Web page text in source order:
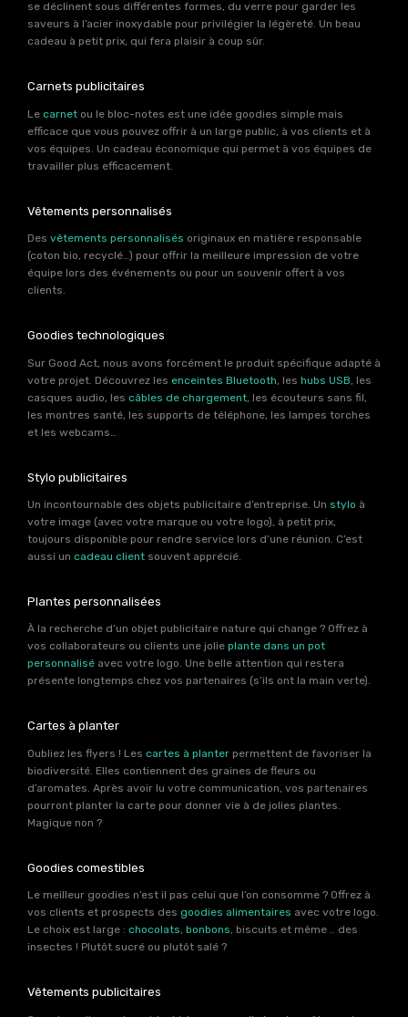
se déclinent sous différentes formes, du verre pour garder les
saveurs à l’acier inoxydable pour privilégier la légèreté. Un beau
cadeau à petit prix, qui fera plaisir à coup sûr.
Carnets publicitaires
Le carnet ou le bloc-notes est une idée goodies simple mais
efficace que vous pouvez offrir à un large public, à vos clients et à
vos équipes. Un cadeau économique qui permet à vos équipes de
travailler plus efficacement.
Vêtements personnalisés
Des vêtements personnalisés originaux en matière responsable
(coton bio, recyclé…) pour offrir la meilleure impression de votre
équipe lors des événements ou pour un souvenir offert à vos
clients.
Goodies technologiques
Sur Good Act, nous avons forcément le produit spécifique adapté à
votre projet. Découvrez les enceintes Bluetooth , les hubs USB , les
casques audio, les câbles de chargement , les écouteurs sans fil,
les montres santé, les supports de téléphone, les lampes torches
et les webcams…
Stylo publicitaires
Un incontournable des objets publicitaire d’entreprise. Un stylo à
votre image (avec votre marque ou votre logo), à petit prix,
toujours disponible pour rendre service lors d’une réunion. C’est
aussi un cadeau client souvent apprécié.
Plantes personnalisées
À la recherche d’un objet publicitaire nature qui change ? Offrez à
vos collaborateurs ou clients une jolie plante dans un pot
personnalisé avec votre logo. Une belle attention qui restera
présente longtemps chez vos partenaires (s’ils ont la main verte).
Cartes à planter
Oubliez les flyers ! Les cartes à planter permettent de favoriser la
biodiversité. Elles contiennent des graines de fleurs ou
d’aromates. Après avoir lu votre communication, vos partenaires
pourront planter la carte pour donner vie à de jolies plantes.
Magique non ?
Goodies comestibles
Le meilleur goodies n’est il pas celui que l’on consomme ? Offrez à
vos clients et prospects des goodies alimentaires avec votre logo.
Le choix est large : chocolats, bonbons, biscuits et même .. des
insectes ! Plutôt sucré ou plutôt salé ?
Vêtements publicitaires